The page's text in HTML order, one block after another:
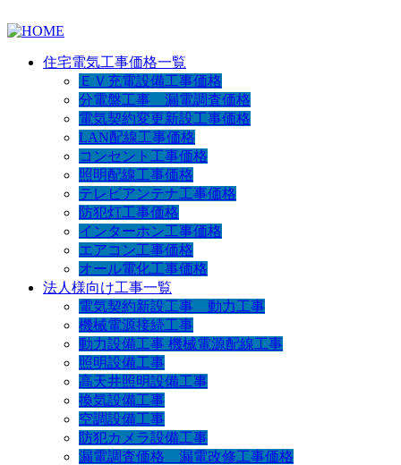
住宅電気工事価格一覧
ＥＶ充電設備工事価格
分電盤工事 漏電調査価格
電気契約変更新設工事価格
LAN配線工事価格
コンセント工事価格
照明配線工事価格
テレビアンテナ工事価格
防犯灯工事価格
インターホン工事価格
エアコン工事価格
オール電化工事価格
法人様向け工事一覧
電気契約新設工事 動力工事
機械電源接続工事
動力設備工事 機械電源配線工事
照明設備工事
高天井照明設備工事
換気設備工事
空調設備工事
防犯カメラ設備工事
漏電調査価格 漏電改修工事価格